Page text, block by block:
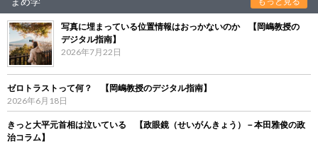
写真に埋まっている位置情報はおっかないのか 【岡嶋教授の
デジタル指南】
2026年7月22日
ゼロトラストって何？ 【岡嶋教授のデジタル指南】
2026年6月18日
きっと大平元首相は泣いている 【政眼鏡（せいがんきょう）－本田雅俊の政
治コラム】